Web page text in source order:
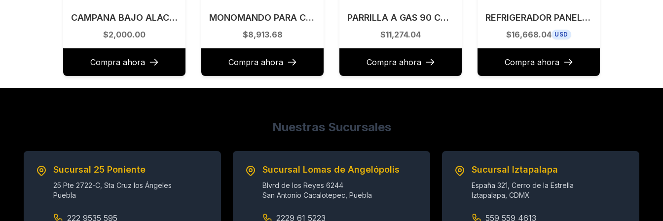
CAMPANA BAJO ALACENA 80 CM KUTCHEN MODELO KCBC30980S
$2,000.00
Compra ahora
MONOMANDO PARA COCINA 48.7 X 22 CM KELE MODELO KSS2201-BG
$8,913.68
Compra ahora
PARRILLA A GAS 90 CM TECNOLAM MODELO FORZA915.AC
$11,274.04
Compra ahora
REFRIGERADOR PANELABLE 36” IZQUIERDA FULGOR MILANO MODELO F7IBM36O2-L
$16,668.04 USD
Compra ahora
Nuestras Sucursales
Sucursal 25 Poniente
25 Pte 2722-C, Sta Cruz los Ángeles
Puebla
222 9535 595
Sucursal Lomas de Angelópolis
Blvrd de los Reyes 6244
San Antonio Cacalotepec, Puebla
2229 61 5223
Sucursal Iztapalapa
España 321, Cerro de la Estrella
Iztapalapa, CDMX
559 559 4613